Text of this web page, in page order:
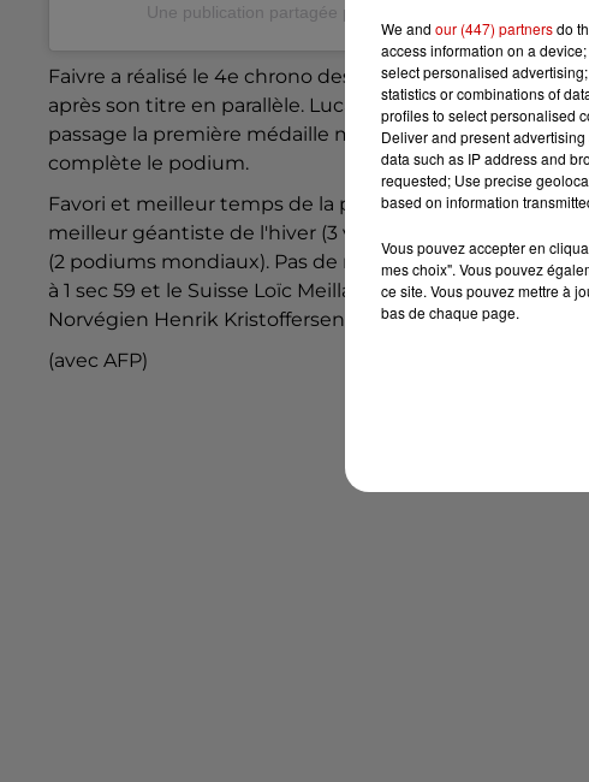
Une publication partagée par Mathieu Faivre
Faivre a réalisé le 4e chrono des deux manches pour
après son titre en parallèle. Luca De Aliprandini, 30
passage la première médaille mondiale de sa carrière.
complète le podium.
Favori et meilleur temps de la première manche,
meilleur géantiste de l'hiver (3 victoires) n'a toujours
(2 podiums mondiaux). Pas de médaille non plus pour
à 1 sec 59 et le Suisse Loïc Meillard (23 ans) est 5e à 1
Norvégien Henrik Kristoffersen, tenant du titre, qui
(avec AFP)
We and our (447) partnersdo
access information on a
select personalised
statistics or combinations of
profiles to select personalised
Deliver and present
data such as IP address and
requested; Use precise
based on information
Vous pouvez accepter en
mes choix". Vous pouvez
ce site. Vous pouvez mettre à
bas de chaque page.